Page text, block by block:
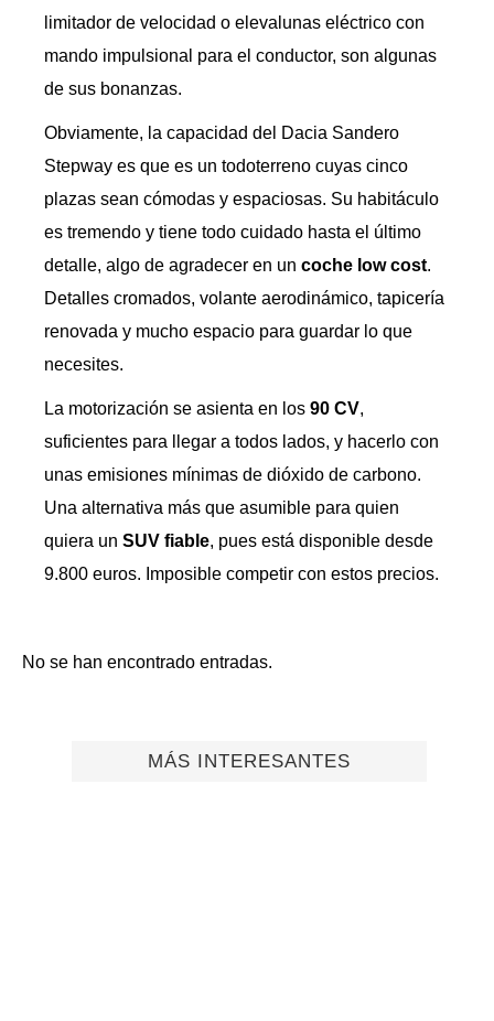
limitador de velocidad o elevalunas eléctrico con
mando impulsional para el conductor, son algunas
de sus bonanzas.
Obviamente, la capacidad del Dacia Sandero
Stepway es que es un todoterreno cuyas cinco
plazas sean cómodas y espaciosas. Su habitáculo
es tremendo y tiene todo cuidado hasta el último
detalle, algo de agradecer en un coche low cost.
Detalles cromados, volante aerodinámico, tapicería
renovada y mucho espacio para guardar lo que
necesites.
La motorización se asienta en los 90 CV,
suficientes para llegar a todos lados, y hacerlo con
unas emisiones mínimas de dióxido de carbono.
Una alternativa más que asumible para quien
quiera un SUV fiable, pues está disponible desde
9.800 euros. Imposible competir con estos precios.
No se han encontrado entradas.
MÁS INTERESANTES